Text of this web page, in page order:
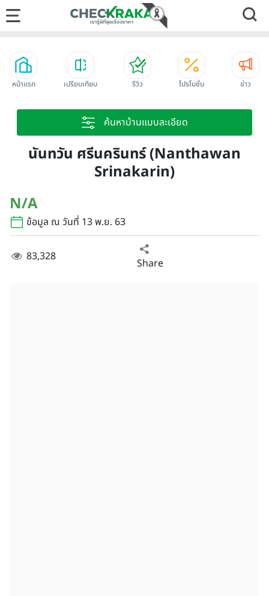
หน้าแรก เปรียบเทียบ รีวิว โปรโมชั่น ข่าว
ค้นหาบ้านแบบละเอียด
นันทวัน ศรีนครินทร์ (Nanthawan
Srinakarin)
N/A
ข้อมูล ณ วันที่ 13 พ.ย. 63
83,328 Share